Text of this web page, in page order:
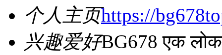
个人主页https://
兴趣爱好BG678 एक